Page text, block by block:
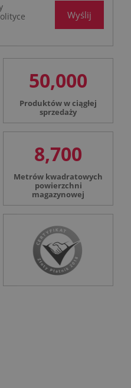
Wyślij
50,000
Produktów w ciągłej
sprzedaży
8,700
Metrów kwadratowych
powierzchni
magazynowej